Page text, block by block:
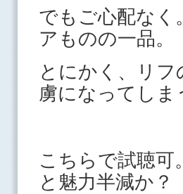
でもご心配な
アものの一品。
とにかく、リ
虜になってしま
こちらで試聴
と魅力半減か？